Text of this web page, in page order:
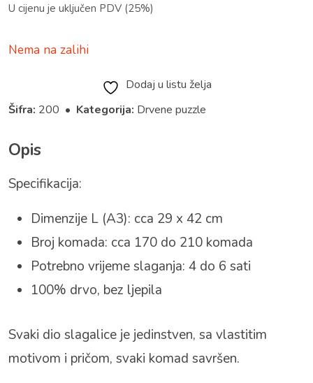
U cijenu je uključen PDV (25%)
Nema na zalihi
Dodaj u listu želja
Šifra: 200 • Kategorija: Drvene puzzle
Opis
Specifikacija:
Dimenzije L (A3): cca 29 x 42 cm
Broj komada: cca 170 do 210 komada
Potrebno vrijeme slaganja: 4 do 6 sati
100% drvo, bez ljepila
Svaki dio slagalice je jedinstven, sa vlastitim
motivom i pričom, svaki komad savršen.